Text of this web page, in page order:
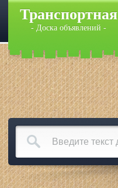
Транспортная
- Доска объявлений -